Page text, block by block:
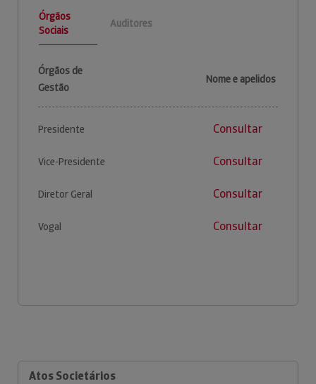
Órgãos
Sociais
Auditores
Órgãos de
Gestão
Nome e apelidos
Presidente Consultar
Vice-Presidente Consultar
Diretor Geral Consultar
Vogal Consultar
Atos Societários